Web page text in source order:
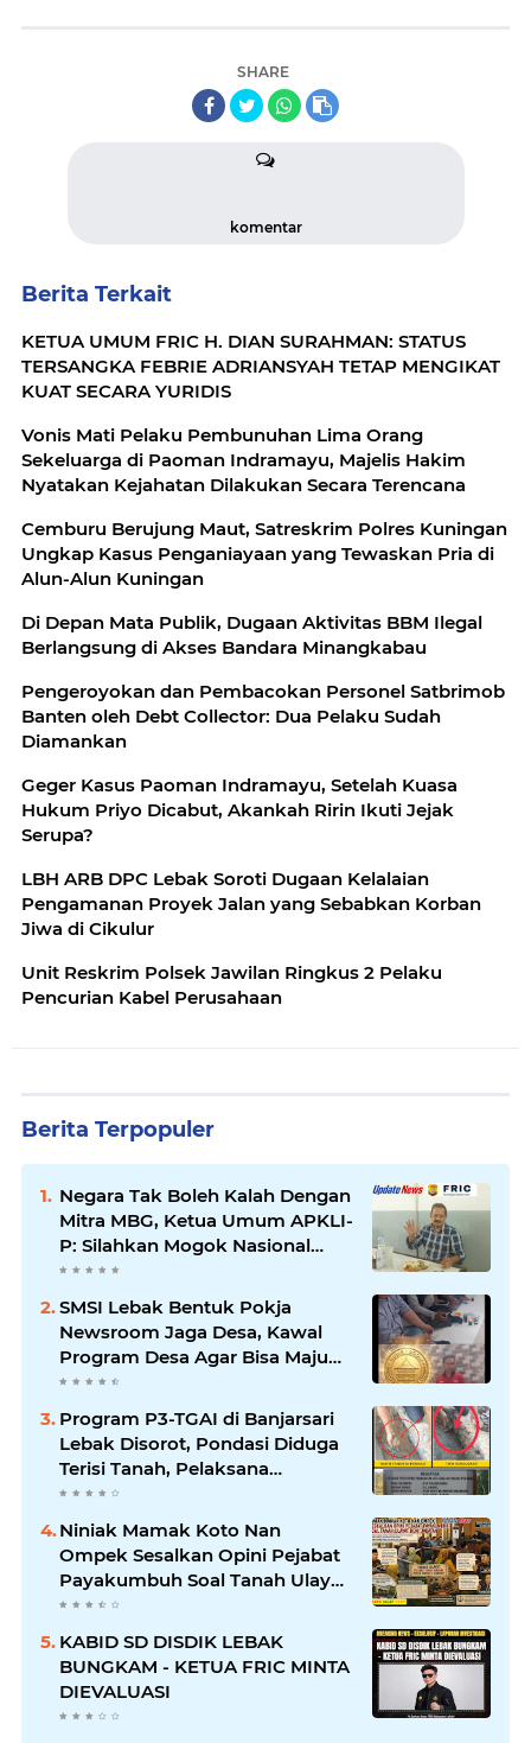
SHARE
komentar
Berita Terkait
KETUA UMUM FRIC H. DIAN SURAHMAN: STATUS
TERSANGKA FEBRIE ADRIANSYAH TETAP MENGIKAT
KUAT SECARA YURIDIS
Vonis Mati Pelaku Pembunuhan Lima Orang
Sekeluarga di Paoman Indramayu, Majelis Hakim
Nyatakan Kejahatan Dilakukan Secara Terencana
Cemburu Berujung Maut, Satreskrim Polres Kuningan
Ungkap Kasus Penganiayaan yang Tewaskan Pria di
Alun-Alun Kuningan
Di Depan Mata Publik, Dugaan Aktivitas BBM Ilegal
Berlangsung di Akses Bandara Minangkabau
Pengeroyokan dan Pembacokan Personel Satbrimob
Banten oleh Debt Collector: Dua Pelaku Sudah
Diamankan
Geger Kasus Paoman Indramayu, Setelah Kuasa
Hukum Priyo Dicabut, Akankah Ririn Ikuti Jejak
Serupa?
LBH ARB DPC Lebak Soroti Dugaan Kelalaian
Pengamanan Proyek Jalan yang Sebabkan Korban
Jiwa di Cikulur
Unit Reskrim Polsek Jawilan Ringkus 2 Pelaku
Pencurian Kabel Perusahaan
Berita Terpopuler
Negara Tak Boleh Kalah Dengan
Mitra MBG, Ketua Umum APKLI-
P: Silahkan Mogok Nasional
Ganti Kantin Sekolah
SMSI Lebak Bentuk Pokja
Newsroom Jaga Desa, Kawal
Program Desa Agar Bisa Maju
dan Mandiri
Program P3-TGAI di Banjarsari
Lebak Disorot, Pondasi Diduga
Terisi Tanah, Pelaksana
Terancam Sanksi Berat Hingga
Pidana
Niniak Mamak Koto Nan
Ompek Sesalkan Opini Pejabat
Payakumbuh Soal Tanah Ulayat
Demi Jabatan
KABID SD DISDIK LEBAK
BUNGKAM - KETUA FRIC MINTA
DIEVALUASI